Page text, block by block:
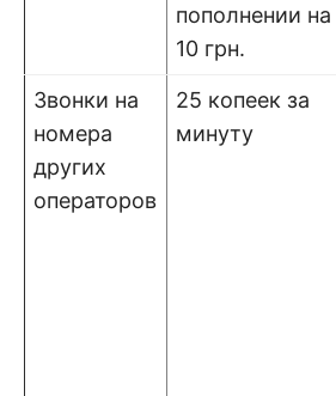
пополнении на
10 грн.
Звонки на
номера
других
операторов
25 копеек за
минуту